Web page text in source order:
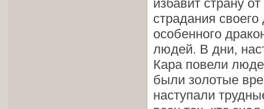
избавит страну
страдания
особенного
людей. В дни,
Кара повели
были золотые
наступали